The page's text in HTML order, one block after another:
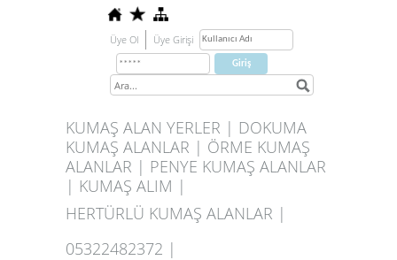
Üye Ol Üye Girişi
KUMAŞ ALAN YERLER | DOKUMA
KUMAŞ ALANLAR | ÖRME KUMAŞ
ALANLAR | PENYE KUMAŞ ALANLAR
| KUMAŞ ALIM |
HERTÜRLÜ KUMAŞ ALANLAR |
05322482372 |